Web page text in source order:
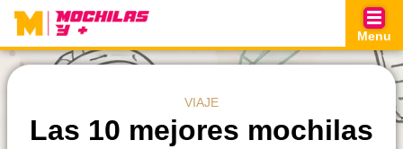
Skip
content
Menu
VIAJE
Las 10 mejores mochilas